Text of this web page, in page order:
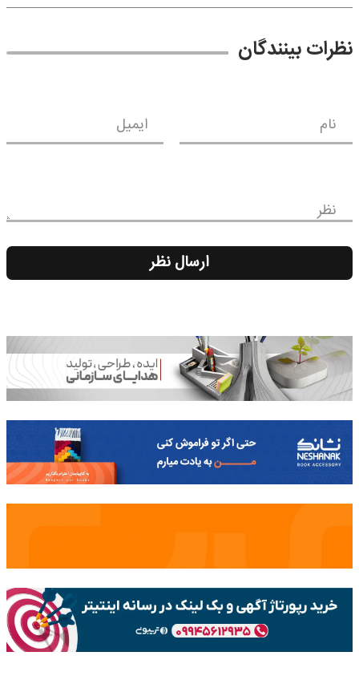
نظرات بینندگان
نام ایمیل
نظر
ارسال نظر